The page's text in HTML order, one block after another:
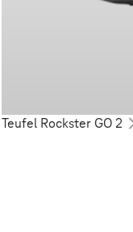
Teufel Rockster GO 2